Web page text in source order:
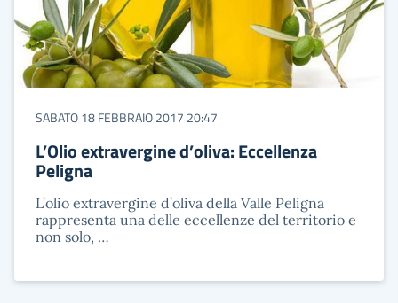
SABATO 18 FEBBRAIO 2017 20:47
L’Olio extravergine d’oliva: Eccellenza
Peligna
L’olio extravergine d’oliva della Valle Peligna
rappresenta una delle eccellenze del territorio e
non solo, …